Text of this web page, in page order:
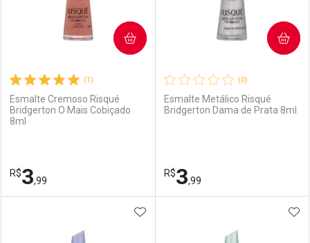
Comprar sem Desconto
Por R$ 3,99/cada
Por R$ 3,99/cada
Comprar sem Desconto
Por R$ 3,99/cada
Por R$ 3,99/cada
(1)
Esmalte Cremoso Risqué
Bridgerton O Mais Cobiçado
8ml
R$3,99
COMPRAR
(0)
Esmalte Metálico Risqué
Bridgerton Dama de Prata 8ml
R$3,99
COMPRAR
ADICIONAR AOS FAVORITOS